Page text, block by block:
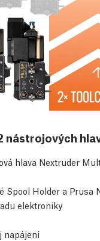
nástrojových
hlava Nextruder
Spool Holder a Prusa
elektroniky
napájení